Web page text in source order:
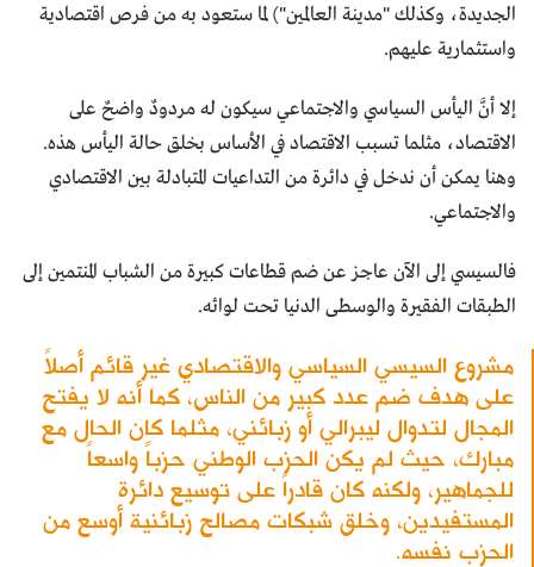
الجديدة، وكذلك "مدينة العالمين") لما ستعود به من فرص اقتصادية
واستثمارية عليهم.
إلا أنَّ اليأس السياسي والاجتماعي سيكون له مردودٌ واضحٌ على
الاقتصاد، مثلما تسبب الاقتصاد في الأساس بخلق حالة اليأس هذه.
وهنا يمكن أن ندخل في دائرة من التداعيات المتبادلة بين الاقتصادي
والاجتماعي.
فالسيسي إلى الآن عاجز عن ضم قطاعات كبيرة من الشباب المنتمين إلى
الطبقات الفقيرة والوسطى الدنيا تحت لوائه.
مشروع السيسي السياسي والاقتصادي غير قائم أصلاً
على هدف ضم عدد كبير من الناس، كما أنه لا يفتح
المجال لتدوال ليبرالي أو زبائني، مثلما كان الحال مع
مبارك، حيث لم يكن الحزب الوطني حزباً واسعاً
للجماهير، ولكنه كان قادراً على توسيع دائرة
المستفيدين، وخلق شبكات مصالح زبائنية أوسع من
الحزب نفسه.